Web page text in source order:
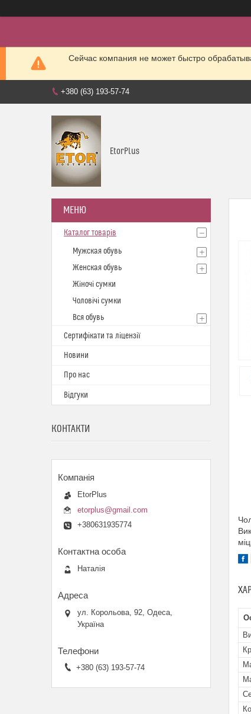
Сейчас компания не может быстро
+380 (63) 193-57-74
EtorPlus
Каталог товарів
Мужская обувь
Женская обувь
Жіночі сумки
Чоловічі сумки
Вся обувь
Сертифікати та ліцензії
Новини
Про нас
Відгуки
КОНТАКТИ
EtorPlus
etorplus@gmail.com
+380631935774
Наталія
ул. Корольова, 92, Одеса,
Україна
+380 (63) 193-57-74